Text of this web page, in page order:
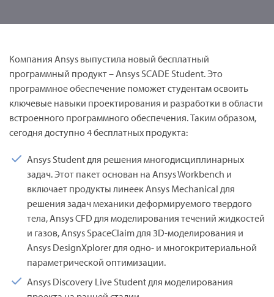
Компания Ansys выпустила новый бесплатный
программный продукт – Ansys SCADE Student. Это
программное обеспечение поможет студентам освоить
ключевые навыки проектирования и разработки в области
встроенного программного обеспечения. Таким образом,
сегодня доступно 4 бесплатных продукта:
Ansys Student для решения многодисциплинарных
задач. Этот пакет основан на Ansys Workbench и
включает продукты линеек Ansys Mechanical для
решения задач механики деформируемого твердого
тела, Ansys CFD для моделирования течений жидкостей
и газов, Ansys SpaceClaim для 3D-моделирования и
Ansys DesignXplorer для одно- и многокритериальной
параметрической оптимизации.
Ansys Discovery Live Student для моделирования